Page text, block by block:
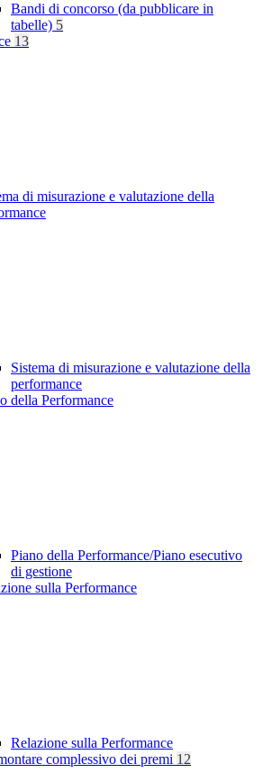
Bandi di concorso (da pubblicare in
tabelle) 5
13
di misurazione e valutazione della
Sistema di misurazione e valutazione della
performance
della Performance
Piano della Performance/Piano esecutivo
di gestione
sulla Performance
Relazione sulla Performance
complessivo dei premi 12